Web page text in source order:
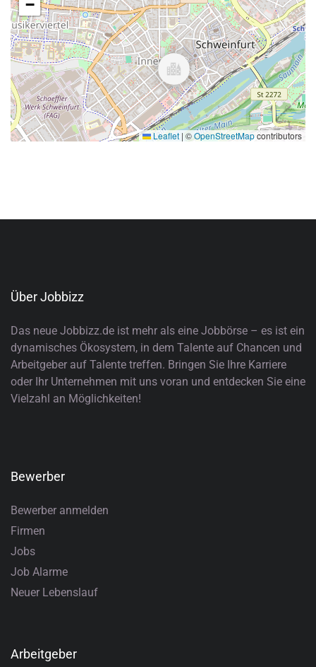
−
Leaflet | ©OpenStreetMapcontributors
Über Jobbizz
Das neue Jobbizz.de ist mehr als eine Jobbörse – es ist ein
dynamisches Ökosystem, in dem Talente auf Chancen und
Arbeitgeber auf Talente treffen. Bringen Sie Ihre Karriere
oder Ihr Unternehmen mit uns voran und entdecken Sie eine
Vielzahl an Möglichkeiten!
Bewerber
Bewerber anmelden
Firmen
Jobs
Job Alarme
Neuer Lebenslauf
Arbeitgeber